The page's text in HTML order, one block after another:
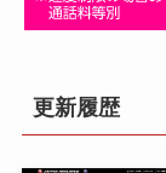
更新履歴